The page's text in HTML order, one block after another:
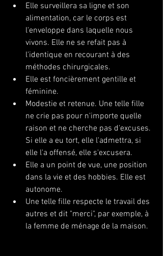
Elle surveillera sa ligne et son
alimentation, car le corps est
l'enveloppe dans laquelle nous
vivons. Elle ne se refait pas à
l'identique en recourant à des
méthodes chirurgicales.
Elle est foncièrement gentille et
féminine.
Modestie et retenue. Une telle fille
ne crie pas pour n'importe quelle
raison et ne cherche pas d'excuses.
Si elle a eu tort, elle l'admettra, si
elle l'a offensé, elle s'excusera.
Elle a un point de vue, une position
dans la vie et des hobbies. Elle est
autonome.
Une telle fille respecte le travail des
autres et dit "merci", par exemple, à
la femme de ménage de la maison.